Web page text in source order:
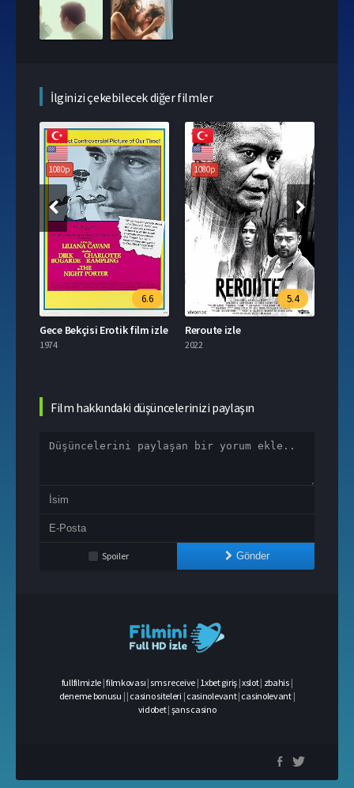
İlginizi çekebilecek diğer filmler
1080p
6.6
Gece Bekçisi Erotik film izle
1974
1080p
5.4
Reroute izle
2022
Film hakkındaki düşüncelerinizi paylaşın
Spoiler Gönder
fullfilmizle |filmkovası | sms receive | 1xbet giriş|xslot| zbahis|
deneme bonusu | | casino siteleri | casinolevant| casinolevant|
vidobet| şans casino